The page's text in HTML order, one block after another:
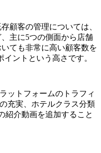
顧客の管理については、
主に5つの側面から店舗
ても非常に高い顧客数を
ントという高さです。
ットフォームのトラフィ
充実、ホテルクラス分類
紹介動画を追加すること